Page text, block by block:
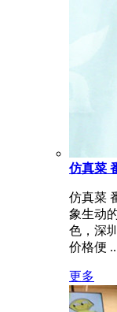
仿真菜
仿真菜
象生动
色，深
价格便
更多